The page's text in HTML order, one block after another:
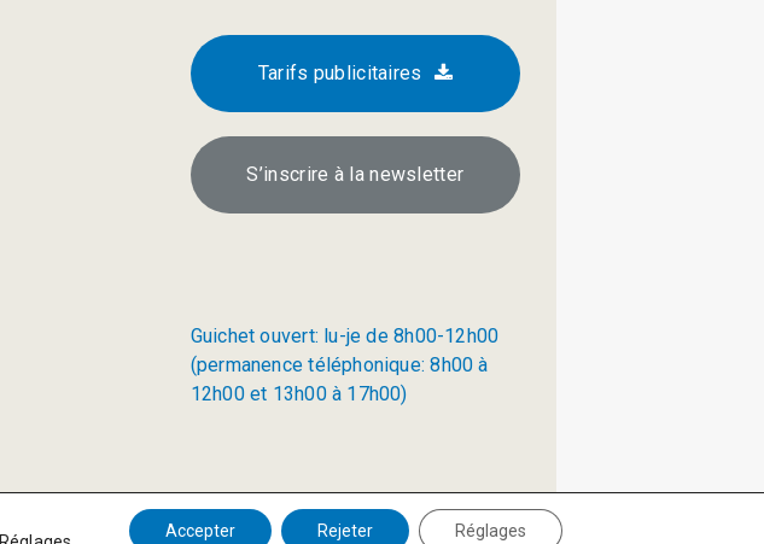
Tarifs publicitaires
S’inscrire à la newsletter
Guichet ouvert: lu-je de 8h00-12h00
(permanence téléphonique: 8h00 à
12h00 et 13h00 à 17h00)
Politique de confidentialité
Accepter Rejeter Réglages